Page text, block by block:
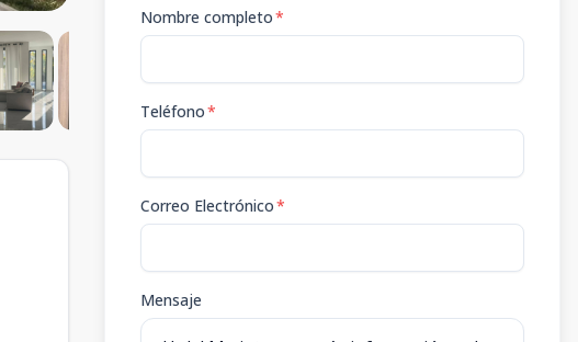
Nombre completo*
Teléfono*
Correo Electrónico*
Mensaje